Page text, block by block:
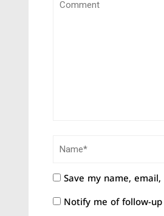
Save my name,
Notify me of follow-